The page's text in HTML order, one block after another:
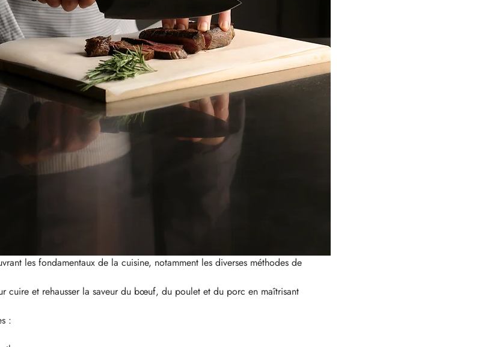
les fondamentaux de la cuisine, notamment les diverses méthodes de
cuire et rehausser la saveur du bœuf, du poulet et du porc en maîtrisant
: